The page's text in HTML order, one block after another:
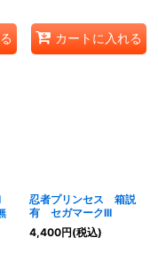
カートに入れる
忍者プリンセス 箱説
有 セガマークIII
4,400円(税込)